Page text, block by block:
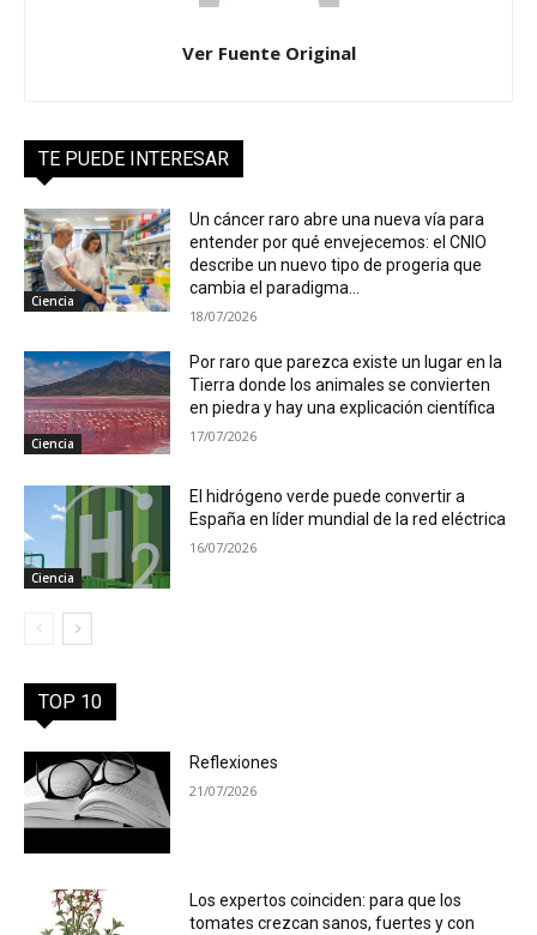
Ver Fuente Original
TE PUEDE INTERESAR
Ciencia
Un cáncer raro abre una nueva vía para
entender por qué envejecemos: el CNIO
describe un nuevo tipo de progeria que
cambia el paradigma...
18/07/2026
Ciencia
Por raro que parezca existe un lugar en la
Tierra donde los animales se convierten
en piedra y hay una explicación científica
17/07/2026
Ciencia
El hidrógeno verde puede convertir a
España en líder mundial de la red eléctrica
16/07/2026
TOP 10
Reflexiones
21/07/2026
Los expertos coinciden: para que los
tomates crezcan sanos, fuertes y con